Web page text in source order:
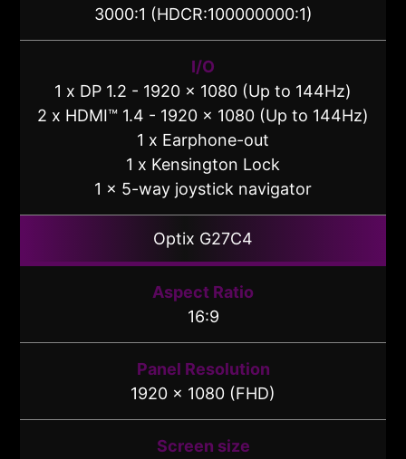
3000:1 (HDCR:100000000:1)
I/O
1 x DP 1.2 - 1920 x 1080 (Up to 144Hz)
2 x HDMI™ 1.4 - 1920 x 1080 (Up to 144Hz)
1 x Earphone-out
1 x Kensington Lock
1 x 5-way joystick navigator
Optix G27C4
Aspect Ratio
16:9
Panel Resolution
1920 x 1080 (FHD)
Screen size